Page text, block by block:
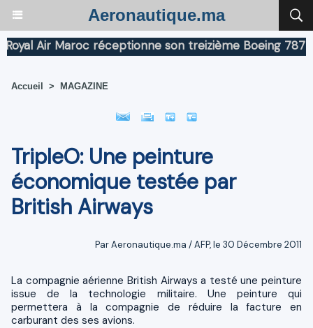
Aeronautique.ma
Air Maroc réceptionne son treizième Boeing 787
Accueil > MAGAZINE
TripleO: Une peinture
économique testée par
British Airways
Par Aeronautique.ma / AFP, le 30 Décembre 2011
La compagnie aérienne British Airways a testé une peinture
issue de la technologie militaire. Une peinture qui
permettera à la compagnie de réduire la facture en
carburant des ses avions.